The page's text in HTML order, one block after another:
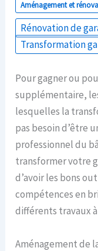
Aménagement et
Rénovation de
Transformation
Pour gagner ou
supplémentaire,
lesquelles la
pas besoin d’être
professionnel du
transformer votre
d’avoir les bons
compétences en
différents travaux
Aménagement de